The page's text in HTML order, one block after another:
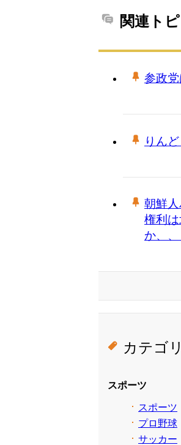
関連ト
参政
りん
朝鮮
権利
か、
カテゴ
スポーツ
スポーツ
プロ野球
サッカー